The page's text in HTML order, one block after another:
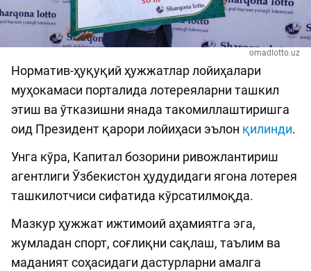
omadlotto.uz
Норматив-ҳуқуқий ҳужжатлар лойиҳалари
муҳокамаси порталида лотереяларни ташкил
этиш ва ўтказишни янада такомиллаштиришга
оид Президент қарори лойиҳаси эълон қилинди.
Унга кўра, Капитал бозорини ривожлантириш
агентлиги Ўзбекистон ҳудудидаги ягона лотерея
ташкилотчиси сифатида кўрсатилмоқда.
Мазкур ҳужжат ижтимоий аҳамиятга эга,
жумладан спорт, соғлиқни сақлаш, таълим ва
маданият соҳасидаги дастурларни амалга